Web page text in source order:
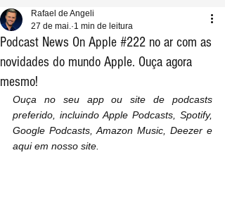
Podcast News On Apple #222 no ar com as
novidades do mundo Apple. Ouça agora
mesmo!
Rafael de Angeli
27 de mai. 1 min de leitura
Ouça no seu app ou site de podcasts
preferido, incluindo Apple Podcasts, Spotify,
Google Podcasts, Amazon Music, Deezer e
aqui em nosso site.